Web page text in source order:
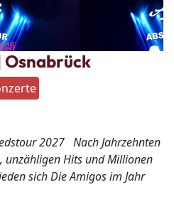
Osnabrück
2027 Nach Jahrzehnten
unzähligen Hits und Millionen
sich Die Amigos im Jahr